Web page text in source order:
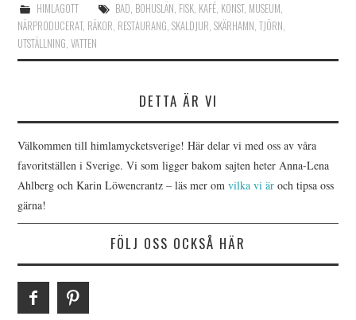
HIMLAGOTT BAD, BOHUSLÄN, FISK, KAFÉ, KONST, MUSEUM,
NÄRPRODUCERAT, RÄKOR, RESTAURANG,SKALDJUR,SKÄRHAMN,TJÖRN,
UTSTÄLLNING,VATTEN
DETTA ÄR VI
Välkommen till himlamycketsverige! Här delar vi med oss av våra
favoritställen i Sverige. Vi som ligger bakom sajten heter Anna-Lena
Ahlberg och Karin Löwencrantz – läs mer omvilka vi är och tipsa oss
gärna!
FÖLJ OSS OCKSÅ HÄR